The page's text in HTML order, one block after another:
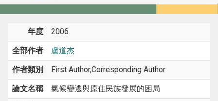
年度 2006
全部作者 盧道杰
作者類別 First Author,Corresponding Author
論文名稱 氣候變遷與原住民族發展的困局